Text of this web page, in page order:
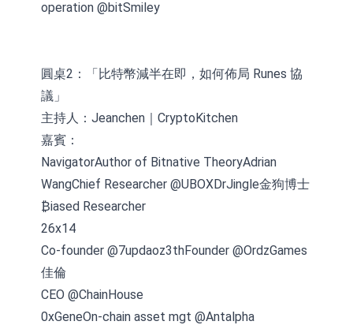
operation @bitSmiley
圓桌2：「比特幣減半在即，如何佈局 Runes 協
議」
主持人：Jeanchen｜CryptoKitchen
嘉賓：
NavigatorAuthor of Bitnative TheoryAdrian
WangChief Researcher @UBOXDrJingle金狗博士
₿iased Researcher
26x14
Co-founder @7updaoz3thFounder @OrdzGames
佳倫
CEO @ChainHouse
0xGeneOn-chain asset mgt @Antalpha